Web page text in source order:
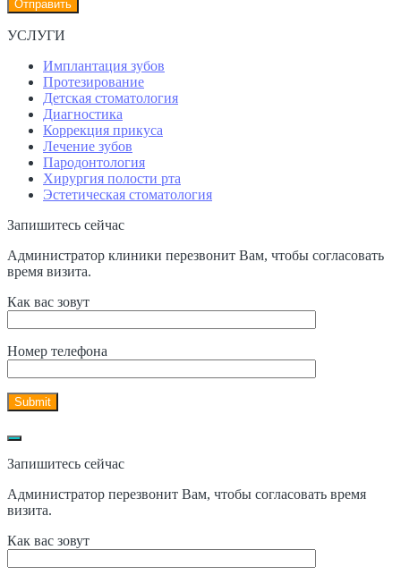
УСЛУГИ
Имплантация зубов
Протезирование
Детская стоматология
Диагностика
Коррекция прикуса
Лечение зубов
Пародонтология
Хирургия полости рта
Эстетическая стоматология
Запишитесь сейчас
Администратор клиники перезвонит Вам, чтобы согласовать
время визита.
Как вас зовут
Номер телефона
Запишитесь сейчас
Администратор перезвонит Вам, чтобы согласовать время
визита.
Как вас зовут